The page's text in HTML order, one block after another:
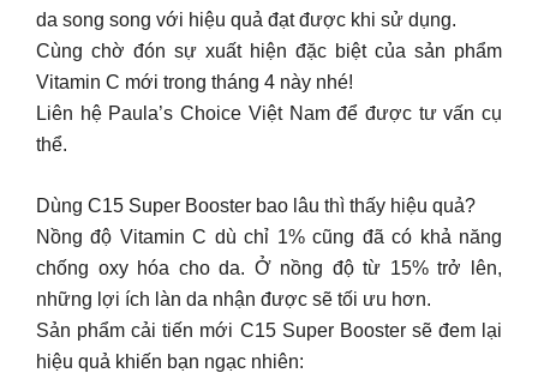
da song song với hiệu quả đạt được khi sử dụng.
Cùng chờ đón sự xuất hiện đặc biệt của sản phẩm
Vitamin C mới trong tháng 4 này nhé!
Liên hệ Paula’s Choice Việt Nam để được tư vấn cụ
thể.
Dùng C15 Super Booster bao lâu thì thấy hiệu quả?
Nồng độ Vitamin C dù chỉ 1% cũng đã có khả năng
chống oxy hóa cho da. Ở nồng độ từ 15% trở lên,
những lợi ích làn da nhận được sẽ tối ưu hơn.
Sản phẩm cải tiến mới C15 Super Booster sẽ đem lại
hiệu quả khiến bạn ngạc nhiên: